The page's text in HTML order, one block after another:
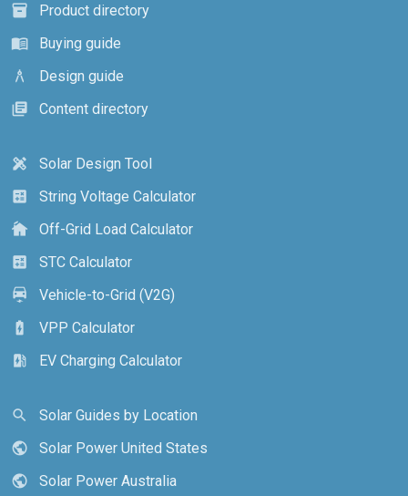
inventory_2
Product directory
menu_book
Buying guide
architecture
Design guide
library_books
Content directory
design_services
Solar Design Tool
calculate
String Voltage Calculator
cottage
Off-Grid Load Calculator
calculate
STC Calculator
electric_car
Vehicle-to-Grid (V2G)
battery_charging_full
VPP Calculator
ev_station
EV Charging Calculator
search
Solar Guides by Location
public
Solar Power United States
public
Solar Power Australia